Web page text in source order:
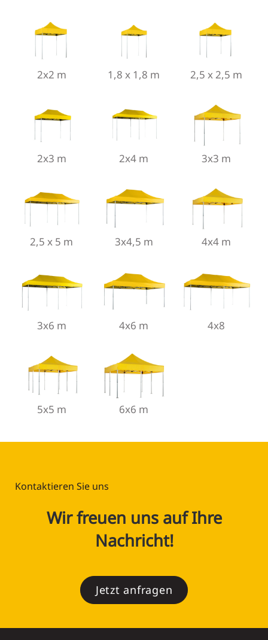
2x2 m 1,8 x 1,8 m 2,5 x 2,5 m
2x3 m 2x4 m 3x3 m
2,5 x 5 m 3x4,5 m 4x4 m
3x6 m 4x6 m 4x8
5x5 m 6x6 m
Kontaktieren Sie uns
Wir freuen uns auf Ihre
Nachricht!
Jetzt anfragen